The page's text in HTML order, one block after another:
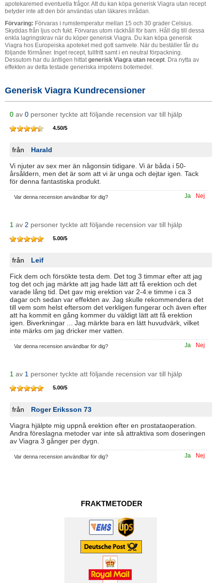
apotekaremed eventuella frågor. Att du kan köpa generisk Viagra utan recept
betyder inte att den bör användas utan läkares inrådan.
Förvaring: Förvaras i rumstemperatur mellan 15 och 30 grader Celsius.
Skyddas från ljus och fukt. Förvaras utom räckhåll för barn. Håll dig till dessa
enkla lagringskrav när du köper generisk Viagra. Du kan köpa generisk
Viagra hos Europeiska apoteket med gott samvete. När du beställer får du
följande förmåner. Inget recept, tullfritt samt i en neutral förpackning.
Dessutom har du äntligen hittat generisk Viagra utan recept . Dra nytta av
effekten av detta testade generiska impotens botemedel.
Generisk Viagra Kundrecensioner
0 av 0 personer tyckte att följande recension var till hjälp
4.50/5
från Harald
Vi njuter av sex mer än någonsin tidigare. Vi är båda i 50-
årsåldern, men det är som att vi är unga och dejtar igen. Tack
för denna fantastiska produkt.
Nej
Ja
Var denna recension användbar för dig?
1 av 2 personer tyckte att följande recension var till hjälp
5.00/5
från Leif
Fick dem och försökte testa dem. Det tog 3 timmar efter att jag
tog det och jag märkte att jag hade lätt att få erektion och det
varade lång tid. Det gav mig erektion var 2-4:e timme i ca 3
dagar och sedan var effekten av. Jag skulle rekommendera det
till vem som helst eftersom det verkligen fungerar och även efter
att ha kommit en gång kommer du väldigt lätt att få erektion
igen. Biverkningar ... Jag märkte bara en lätt huvudvärk, vilket
inte märks om jag dricker mer vatten.
Nej
Ja
Var denna recension användbar för dig?
1 av 1 personer tyckte att följande recension var till hjälp
5.00/5
från Roger Eriksson 73
Viagra hjälpte mig uppnå erektion efter en prostataoperation.
Andra föreslagna metoder var inte så attraktiva som doseringen
av Viagra 3 gånger per dygn.
Nej
Ja
Var denna recension användbar för dig?
FRAKTMETODER